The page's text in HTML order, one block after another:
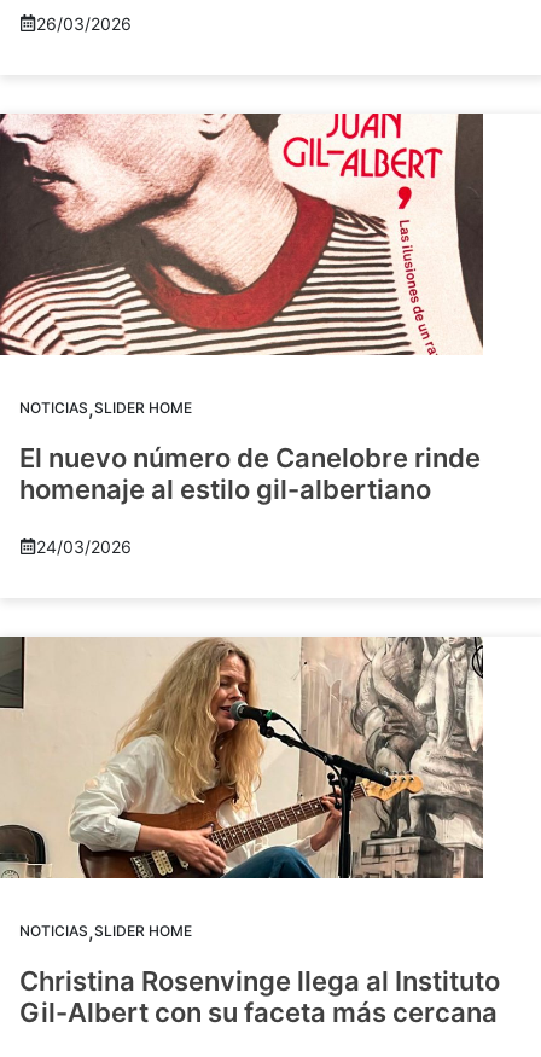
26/03/2026
NOTICIAS,SLIDER HOME
El nuevo número de Canelobre rinde
homenaje al estilo gil-albertiano
24/03/2026
NOTICIAS,SLIDER HOME
Christina Rosenvinge llega al Instituto
Gil-Albert con su faceta más cercana